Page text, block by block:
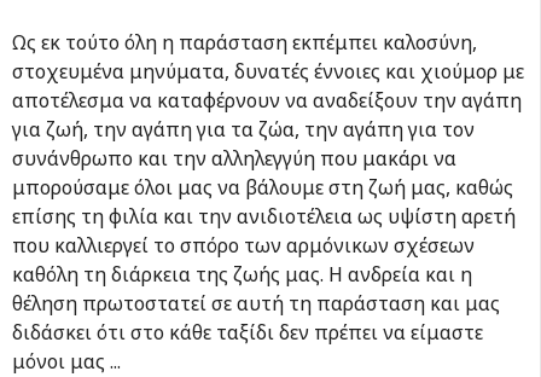
Ως εκ τούτο όλη η παράσταση εκπέμπει καλοσύνη,
στοχευμένα μηνύματα, δυνατές έννοιες και χιούμορ με
αποτέλεσμα να καταφέρνουν να αναδείξουν την αγάπη
για ζωή, την αγάπη για τα ζώα, την αγάπη για τον
συνάνθρωπο και την αλληλεγγύη που μακάρι να
μπορούσαμε όλοι μας να βάλουμε στη ζωή μας, καθώς
επίσης τη φιλία και την ανιδιοτέλεια ως υψίστη αρετή
που καλλιεργεί το σπόρο των αρμόνικων σχέσεων
καθόλη τη διάρκεια της ζωής μας. Η ανδρεία και η
θέληση πρωτοστατεί σε αυτή τη παράσταση και μας
διδάσκει ότι στο κάθε ταξίδι δεν πρέπει να είμαστε
μόνοι μας ...